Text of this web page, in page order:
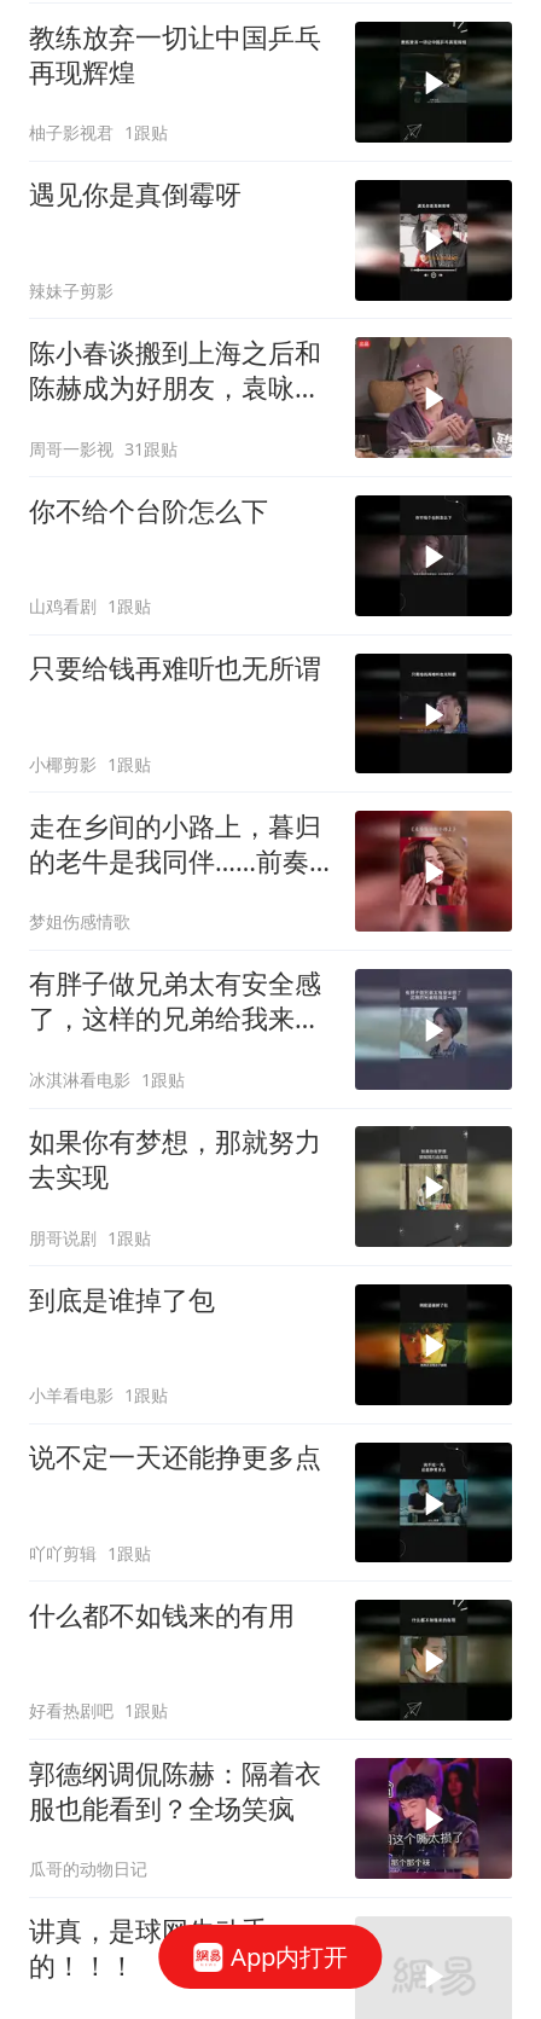
教练放弃一切让中国乒乓
再现辉煌
柚子影视君 1跟贴
遇见你是真倒霉呀
辣妹子剪影
陈小春谈搬到上海之后和
陈赫成为好朋友，袁咏仪
周哥一影视 31跟贴
你不给个台阶怎么下
山鸡看剧 1跟贴
只要给钱再难听也无所谓
小椰剪影 1跟贴
走在乡间的小路上，暮归
的老牛是我同伴……前奏
梦姐伤感情歌
有胖子做兄弟太有安全感
了，这样的兄弟给我来一
冰淇淋看电影 1跟贴
如果你有梦想，那就努力
去实现
朋哥说剧 1跟贴
到底是谁掉了包
小羊看电影 1跟贴
说不定一天还能挣更多点
吖吖剪辑 1跟贴
什么都不如钱来的有用
好看热剧吧 1跟贴
郭德纲调侃陈赫：隔着衣
服也能看到？全场笑疯
瓜哥的动物日记
讲真，是球网先动手
的！！！
App内打开